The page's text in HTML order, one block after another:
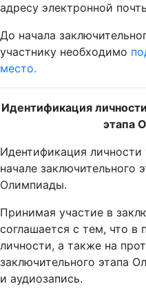
адресу электронной
До начала
участнику необходимо
место.
Идентификация
этапа
Идентификация личности
начале
Олимпиады.
Принимая участие в
соглашается с тем, что в
личности, а также на
заключительного этапа
и аудиозапись.